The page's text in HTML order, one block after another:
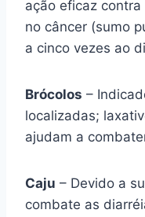
ação eficaz
no câncer (sumo
a cinco vezes ao
Brócolos –
localizadas;
ajudam a
Caju – Devido a
combate as